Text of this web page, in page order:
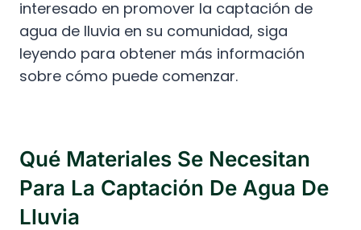
interesado en promover la captación de
agua de lluvia en su comunidad, siga
leyendo para obtener más información
sobre cómo puede comenzar.
Qué Materiales Se Necesitan
Para La Captación De Agua De
Lluvia